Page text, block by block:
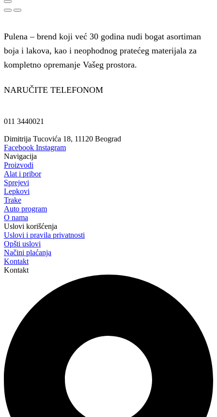
Pulena – brend koji već 30 godina nudi bogat asortiman
boja i lakova, kao i neophodnog pratećeg materijala za
kompletno opremanje Vašeg prostora.
NARUČITE TELEFONOM
011 3440021
Dimitrija Tucovića 18, 11120 Beograd
Facebook Instagram
Navigacija
Proizvodi
Alat i pribor
Sprejevi
Lepkovi
Trake
Auto program
O nama
Uslovi korišćenja
Uslovi i pravila privatnosti
Opšti uslovi
Načini plaćanja
Kontakt
Kontakt